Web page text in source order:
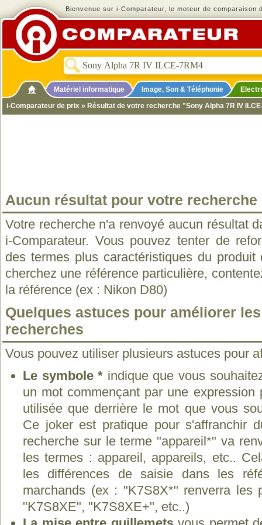
Bienvenue sur i-Comparateur, le moteur de comparaison
Matériel informatique Image, Son & Téléphonie
i-Comparateur de prix » Résultat de votre recherche "Sony Alpha 7R IV
Aucun résultat pour votre recherche
Votre recherche n'a renvoyé aucun résultat
i-Comparateur. Vous pouvez tenter de
des termes plus caractéristiques du
cherchez une référence particulière,
la référence (ex : Nikon D80)
Quelques astuces pour améliorer
recherches
Vous pouvez utiliser plusieurs astuces pour
Le symbole * indique que vous
un mot commençant par une
utilisée que derrière le mot que vous
Ce joker est pratique pour s'affranchir
recherche sur le terme "appareil*" va
les termes : appareil, appareils, etc..
les différences de saisie dans les
marchands (ex : "K7S8X*" renverra les
"K7S8XE", "K7S8XE+", etc..)